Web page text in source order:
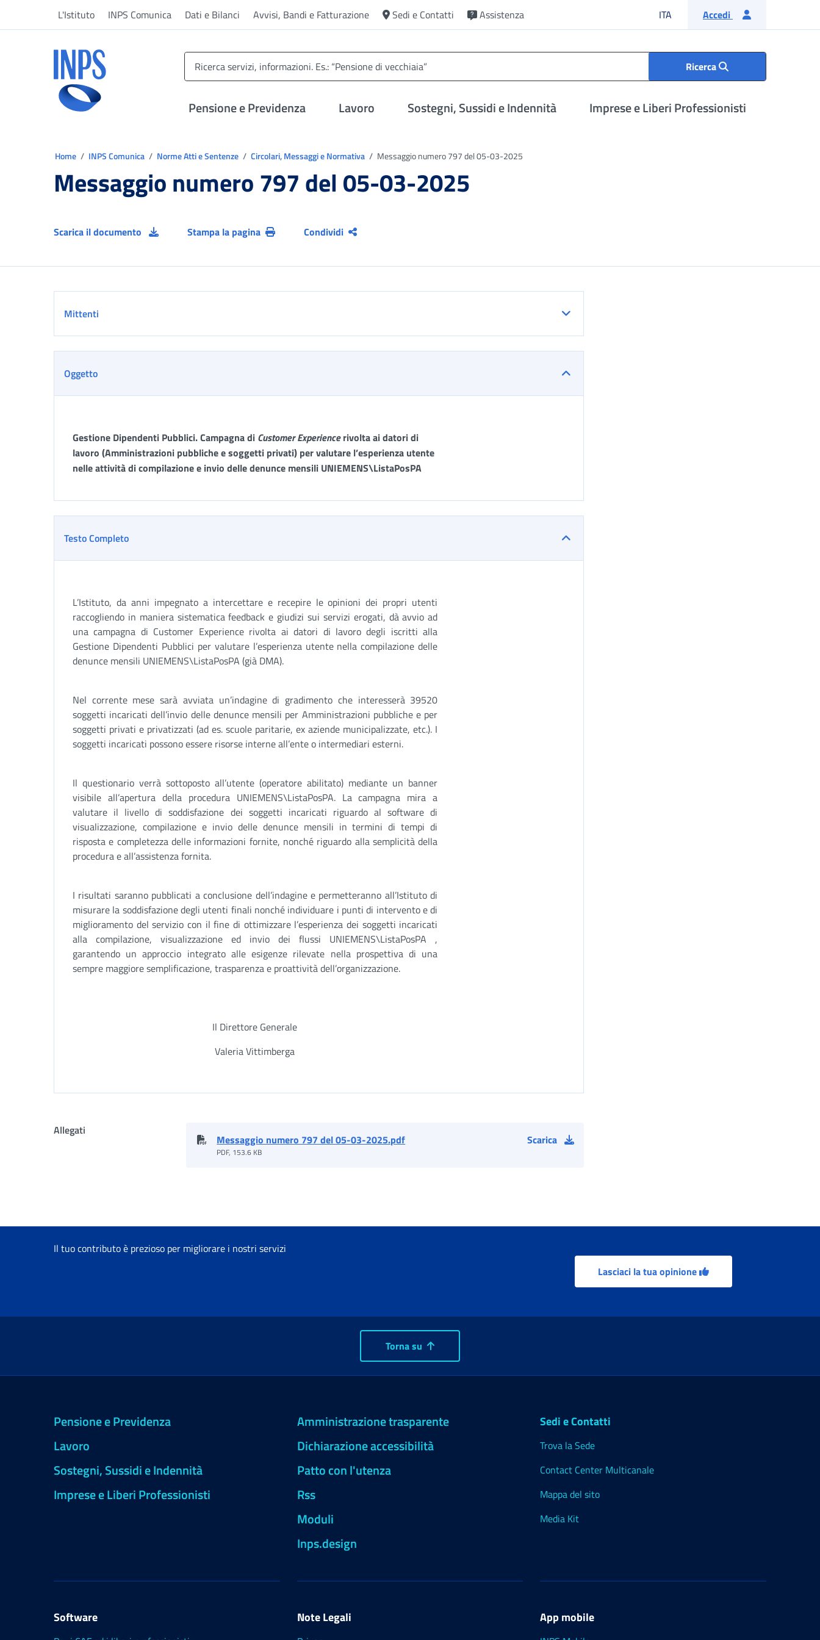
L'Istituto INPS Comunica Dati e Bilanci Avvisi, Bandi e Fatturazione Sedi e Contatti Assistenza ITA Lingua italiana
Accedi
Ricerca
Pensione e Previdenza Lavoro Sostegni, Sussidi e Indennità Imprese e Liberi Professionisti
Home INPS Comunica Norme Atti e Sentenze Circolari, Messaggi e Normativa Messaggio numero 797 del 05-03-2025
Messaggio numero 797 del 05-03-2025
Scarica il documento Stampa la pagina Condividi
Mittenti
Oggetto
Gestione Dipendenti Pubblici.Campagna di Customer Experiencerivolta ai datori di
lavoro (Amministrazioni pubbliche e soggetti privati) per valutare l’esperienza utente
nelle attività di compilazione e invio delle denunce mensili UNIEMENS\ListaPosPA
Testo Completo
L’Istituto, da anni impegnato a intercettare e recepire le opinioni dei propri utenti
raccogliendo in maniera sistematica feedback e giudizi sui servizi erogati, dà avvio ad
una campagna di Customer Experience rivolta ai datori di lavoro degli iscritti alla
Gestione Dipendenti Pubblici per valutare l’esperienza utente nella compilazione delle
denunce mensili UNIEMENS\ListaPosPA (già DMA).
Nel corrente mese sarà avviata un’indagine di gradimento che interesserà 39520
soggetti incaricati dell’invio delle denunce mensili per Amministrazioni pubbliche e per
soggetti privati e privatizzati (ad es. scuole paritarie, ex aziende municipalizzate, etc.). I
soggetti incaricati possono essere risorse interne all’ente o intermediari esterni.
Il questionario verrà sottoposto all’utente (operatore abilitato) mediante un banner
visibile all’apertura della procedura UNIEMENS\ListaPosPA. La campagna mira a
valutare il livello di soddisfazione dei soggetti incaricati riguardo al software di
visualizzazione, compilazione e invio delle denunce mensili in termini di tempi di
risposta e completezza delle informazioni fornite, nonché riguardo alla semplicità della
procedura e all’assistenza fornita.
I risultati saranno pubblicati a conclusione dell’indagine e permetteranno all’Istituto di
misurare la soddisfazione degli utenti finali nonché individuare i punti di intervento e di
miglioramento del servizio con il fine di ottimizzare l’esperienza dei soggetti incaricati
alla compilazione, visualizzazione ed invio dei flussi UNIEMENS\ListaPosPA ,
garantendo un approccio integrato alle esigenze rilevate nella prospettiva di una
sempre maggiore semplificazione, trasparenza e proattività dell’organizzazione.
Il Direttore Generale
Valeria Vittimberga
Allegati
Messaggio numero 797 del 05-03-2025.pdf
PDF, 153.6 KB
Scarica
Il tuo contributo è prezioso per migliorare i nostri servizi
Lasciaci la tua opinione
Torna su
Pensione e Previdenza
Lavoro
Sostegni, Sussidi e Indennità
Imprese e Liberi Professionisti
Amministrazione trasparente
Dichiarazione accessibilità
Patto con l'utenza
Rss
Moduli
Inps.design
Sedi e Contatti
Trova la Sede
Contact Center Multicanale
Mappa del sito
Media Kit
Software Note Legali App mobile